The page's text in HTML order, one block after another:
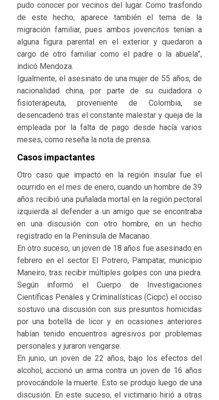
pudo conocer por vecinos del lugar. Como trasfondo
de este hecho, aparece también el tema de la
migración familiar, pues ambos jovencitos tenían a
alguna figura parental en el exterior y quedaron a
cargo de otro familiar como el padre o la abuela”,
indicó Mendoza.
Igualmente, el asesinato de una mujer de 55 años, de
nacionalidad china, por parte de su cuidadora o
fisioterapeuta, proveniente de Colombia, se
desencadenó tras el constante malestar y queja de la
empleada por la falta de pago desde hacía varios
meses, como reseña la nota de prensa.
Casos impactantes
Otro caso que impactó en la región insular fue el
ocurrido en el mes de enero, cuando un hombre de 39
años recibió una puñalada mortal en la región pectoral
izquierda al defender a un amigo que se encontraba
en una discusión con otro hombre, en un hecho
registrado en la Península de Macanao.
En otro suceso, un joven de 18 años fue asesinado en
febrero en el sector El Potrero, Pampatar, municipio
Maneiro, tras recibir múltiples golpes con una piedra.
Según informó el Cuerpo de Investigaciones
Científicas Penales y Criminalísticas (Cicpc) el occiso
sostuvo una discusión con sus presuntos homicidas
por una botella de licor y en ocasiones anteriores
habían tenido encuentros agresivos por problemas
personales y juraron vengarse.
En junio, un joven de 22 años, bajo los efectos del
alcohol, accionó un arma contra un joven de 16 años
provocándole la muerte. Esto se produjo luego de una
discusión. En este suceso, el victimario hirió a otras